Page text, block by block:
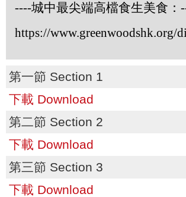
----城中最尖端高檔食生美食：
https://www.greenwoodshk.org/
第一節 Section 1
下載 Download
第二節 Section 2
下載 Download
第三節 Section 3
下載 Download